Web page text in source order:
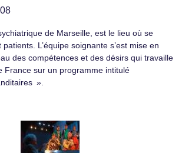
de Marseille, est le lieu où se
L’équipe soignante s’est mise en
des compétences et des désirs qui travaille
France sur un programme intitulé
».